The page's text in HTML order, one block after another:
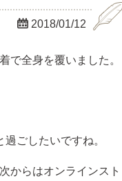
 2018/01/12
で全身を覆いました。
ごしたいですね。
からはオンラインスト